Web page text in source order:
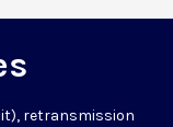
retransmission